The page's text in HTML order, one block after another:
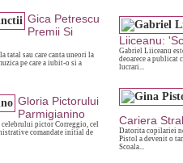
Gica Petrescu
Premii Si
tatal sau care canta uneori la
pe care a iubit-o si a
Liiceanu:
Gabriel Liiceanu
deoarece a publicat
lucrari...
Gloria Pictorului
Parmigianino
celebrului pictor Correggio, cel
comandate initial de
Cariera
Datorita copilariei
Pistol a devenit o
Scoala...